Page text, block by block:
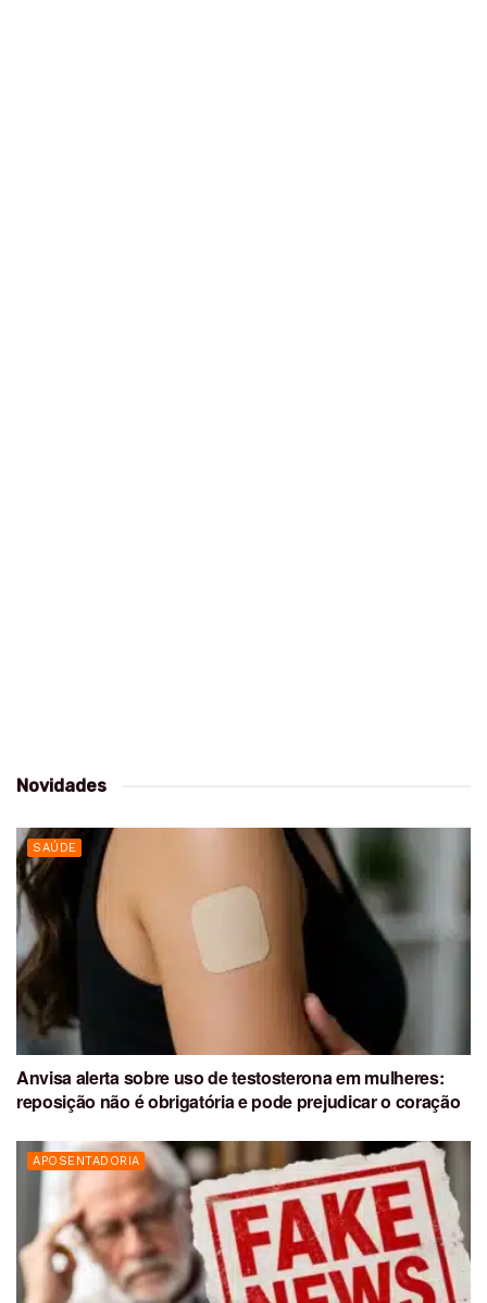
Novidades
SAÚDE
Anvisa alerta sobre uso de testosterona em mulheres:
reposição não é obrigatória e pode prejudicar o coração
APOSENTADORIA